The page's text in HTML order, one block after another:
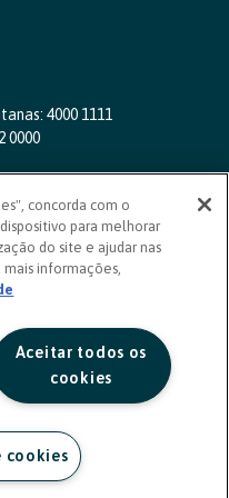
4000 1111
0000
sexta, das 8h às 20h)
concorda com o
para melhorar
do site e ajudar nas
mais informações,
Aceitar todos os
cookies
cookies